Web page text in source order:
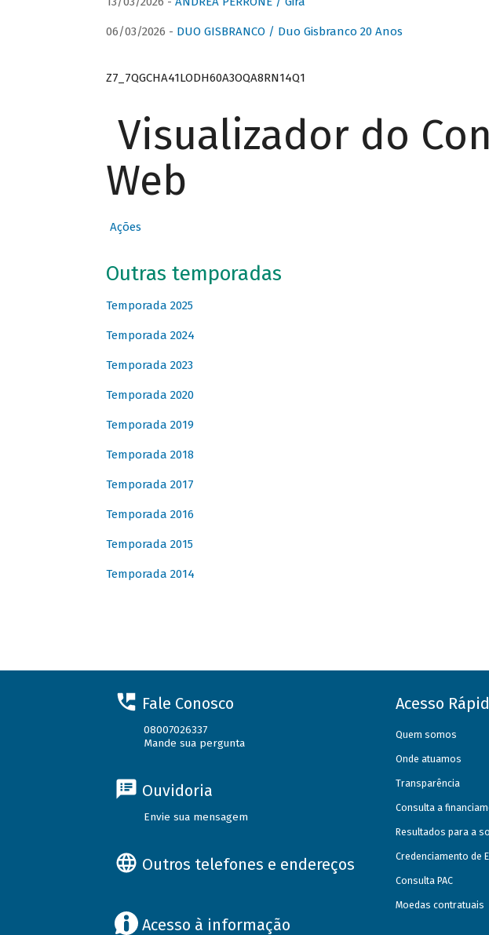
06/03/2026 - DUO GISBRANCO / Duo Gisbranco 20 Anos
Z7_7QGCHA41LODH60A3OQA8RN14Q1
Visualizador do
Web
Ações
Outras temporadas
Temporada 2025
Temporada 2024
Temporada 2023
Temporada 2020
Temporada 2019
Temporada 2018
Temporada 2017
Temporada 2016
Temporada 2015
Temporada 2014
Fale Conosco
08007026337
Mande sua pergunta
Ouvidoria
Envie sua mensagem
Outros telefones e endereços
Acesso à informação
Acesso
Quem somos
Onde atuamos
Transparência
Consulta a
Resultados para a
Credenciamento de
Consulta PAC
Moedas contratuais